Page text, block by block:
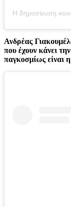
Ανδρέας
που έχουν κάνει
παγκοσμίως είναι